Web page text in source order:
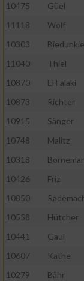
10475
Güel
11118
Wolf
10303
11040
Thiel
10870
El Falaki
10873
Richter
10915
Sänger
10748
Malitz
10318
10426
Friz
10850
10558
Hütcher
10441
Gaul
10607
Kathe
10279
Bähr